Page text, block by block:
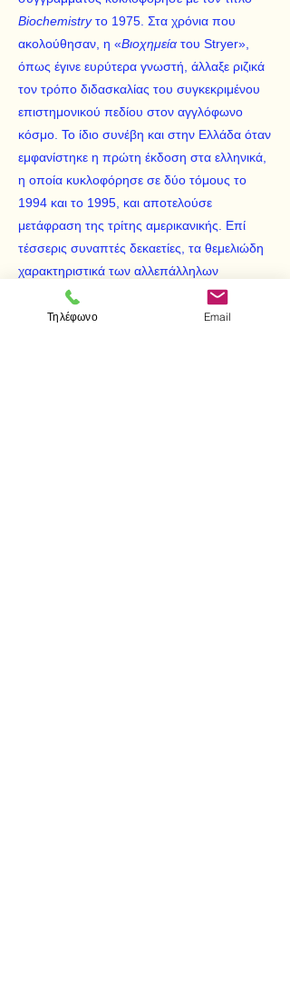
Biochemistryτο 1975. Στα χρόνια που
ακολούθησαν, η «Βιοχημεία του Stryer»,
όπως έγινε ευρύτερα γνωστή, άλλαξε ριζικά
τον τρόπο διδασκαλίας του συγκεκριμένου
επιστημονικού πεδίου στον αγγλόφωνο
κόσμο. Το ίδιο συνέβη και στην Ελλάδα όταν
εμφανίστηκε η πρώτη έκδοση στα ελληνικά,
η οποία κυκλοφόρησε σε δύο τόμους το
1994 και το 1995, και αποτελούσε
μετάφραση της τρίτης αμερικανικής. Επί
τέσσερις συναπτές δεκαετίες, τα θεμελιώδη
χαρακτηριστικά των αλλεπάλληλων
εκδόσεων του συγγράμματος, στα αγγλικά
και τα ελληνικά, παρέμειναν αναλλοίωτα:
Τηλέφωνο Email